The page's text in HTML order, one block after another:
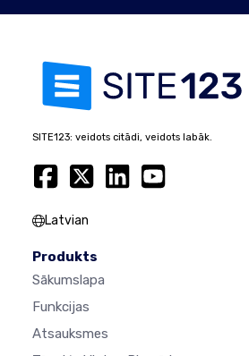
SITE123: veidots citādi, veidots labāk.
Latvian
Produkts
Sākumslapa
Funkcijas
Atsauksmes